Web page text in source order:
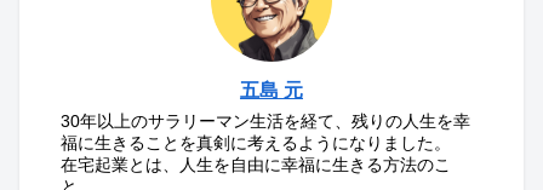
五島 元
30年以上のサラリーマン生活を経て、残りの人生を幸
福に生きることを真剣に考えるようになりました。
在宅起業とは、人生を自由に幸福に生きる方法のこ